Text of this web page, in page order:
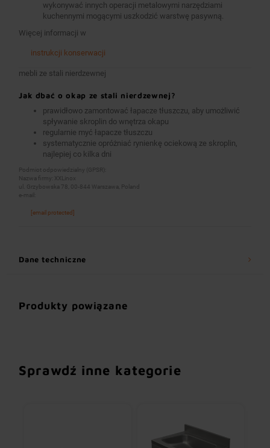
wykonywać innych operacji metalowymi narzędziami
kuchennymi mogącymi uszkodzić warstwę pasywną.
Więcej informacji w
instrukcji konserwacji
mebli ze stali nierdzewnej
Jak dbać o okap ze stali nierdzewnej?
prawidłowo zamontować łapacze tłuszczu, aby umożliwić
spływanie skroplin do wnętrza okapu
regularnie myć łapacze tłuszczu
systematycznie opróżniać rynienkę ociekową ze skroplin,
najlepiej co kilka dni
Podmiot odpowiedzialny (GPSR):
Nazwa firmy: XXLinox
ul. Grzybowska 78, 00-844 Warszawa, Poland
e-mail:
[email protected]
Dane techniczne
Produkty powiązane
Sprawdź inne kategorie